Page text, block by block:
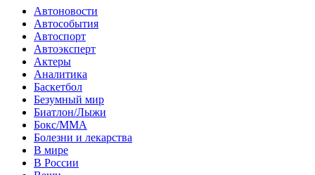
Автоновости
Автособытия
Автоспорт
Автоэксперт
Актеры
Аналитика
Баскетбол
Безумный мир
Биатлон/Лыжи
Бокс/MMA
Болезни и лекарства
В мире
В России